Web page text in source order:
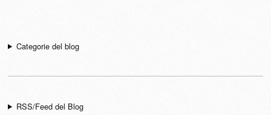
Categorie del blog
RSS/Feed del Blog